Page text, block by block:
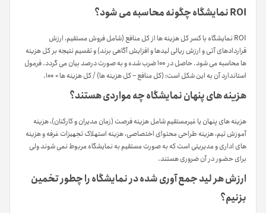
ROI نمایشگاه چگونه محاسبه می شود؟
ROI نمایشگاه با کسر کل هزینه ها از کل منافع (شامل فروش مستقیم، ارزش
قراردادهای آتی و ارزش ریالی لیدها و افزایش آگاهی برند) و تقسیم نتیجه بر کل هزینه
ها محاسبه می شود. حاصل در ۱۰۰ ضرب شده و به صورت درصد بیان می گردد. فرمول
استاندارد آن به این شکل است: (کل منافع – کل هزینه ها) / کل هزینه ها × ۱۰۰.
هزینه های پنهان نمایشگاه چه مواردی هستند؟
هزینه های پنهان یا غیرمستقیم شامل هزینه فرصت (زمان مدیران و کارکنان)، هزینه
آموزش تیم، هزینه طراحی محتوای اختصاصی، هزینه استهلاک تجهیزات غرفه و هزینه
های اداری و مدیریتی است که به صورت مستقیم به نمایشگاه مربوط نمی شوند ولی
برای حضور در آن ضروری هستند.
ارزش هر لید جمع آوری شده در نمایشگاه را چطور تخمین
بزنیم؟